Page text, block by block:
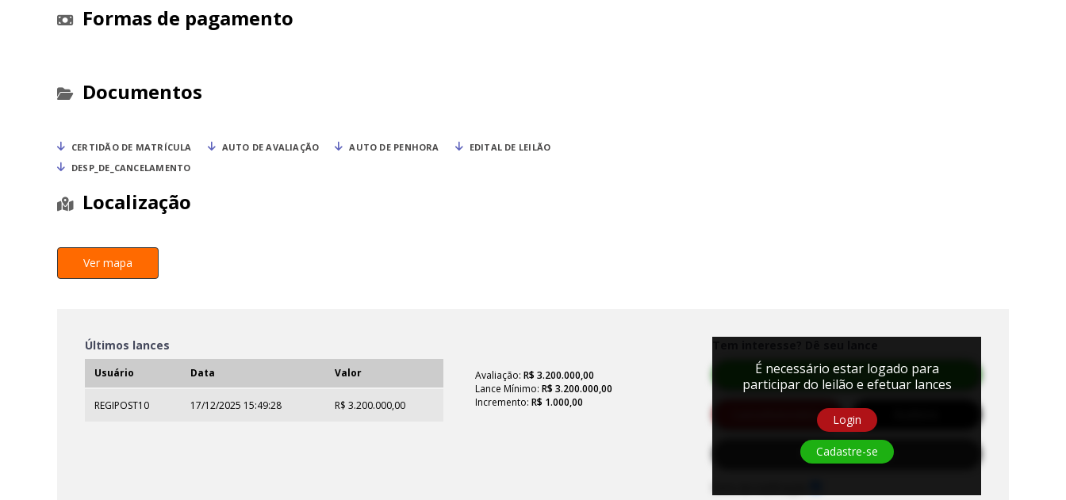
Formas de pagamento
Documentos
CERTIDÃO DE MATRÍCULA AUTO DE AVALIAÇÃO AUTO DE PENHORA
EDITAL DE LEILÃO
DESP_DE_CANCELAMENTO
Localização
Ver mapa
Últimos lances
Usuário Data Valor
REGIPOST10 17/12/2025 15:49:28 R$ 3.200.000,00
Avaliação: R$ 3.200.000,00
Lance Mínimo: R$ 3.200.000,00
Incremento: R$ 1.000,00
Efetuar Lance
Automático
Solicitar Habilitação
É necessário estar logado para
participar do leilão e efetuar lances
Login
Cadastre-se